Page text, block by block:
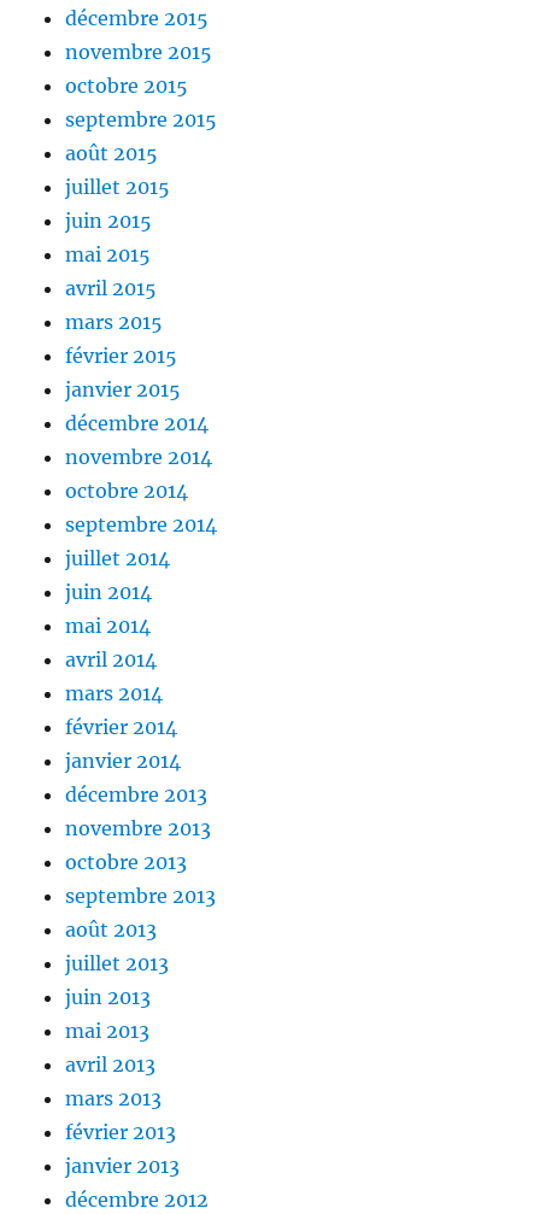
décembre 2015
novembre 2015
octobre 2015
septembre 2015
août 2015
juillet 2015
juin 2015
mai 2015
avril 2015
mars 2015
février 2015
janvier 2015
décembre 2014
novembre 2014
octobre 2014
septembre 2014
juillet 2014
juin 2014
mai 2014
avril 2014
mars 2014
février 2014
janvier 2014
décembre 2013
novembre 2013
octobre 2013
septembre 2013
août 2013
juillet 2013
juin 2013
mai 2013
avril 2013
mars 2013
février 2013
janvier 2013
décembre 2012